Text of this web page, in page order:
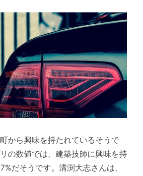
から興味を持たれているそうで
の数値では、建築技師に興味を持
だそうです。溝渕大志さんは、